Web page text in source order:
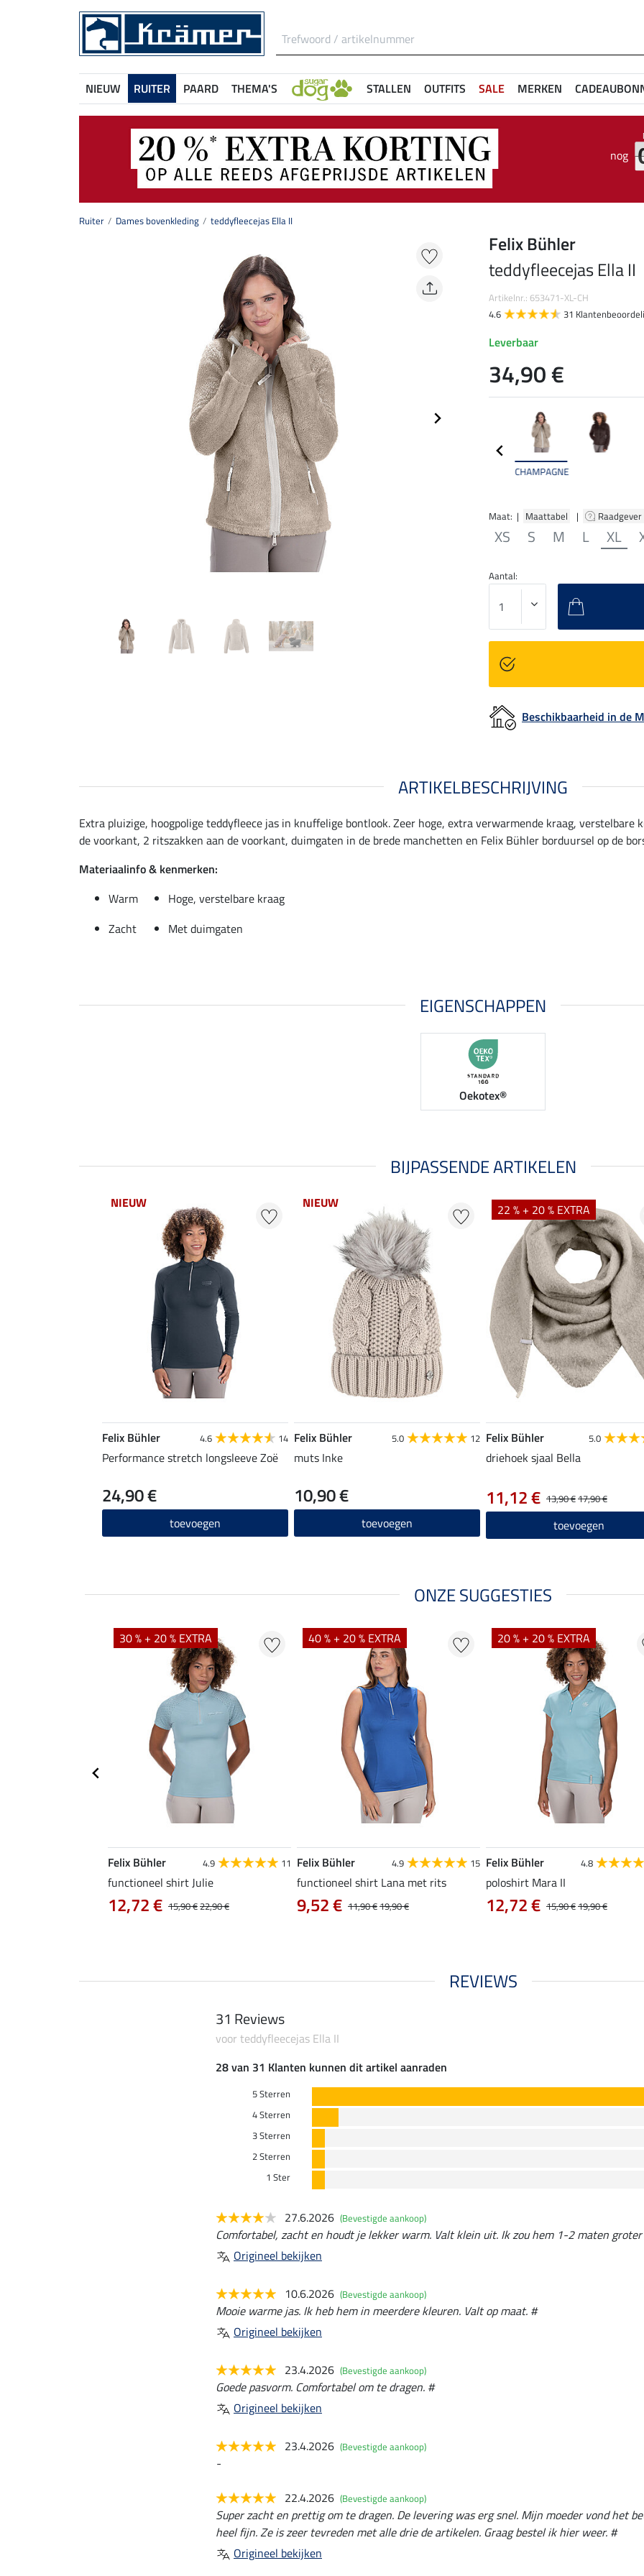
NIEUW RUITER PAARD THEMA'S STALLEN OUTFITS SALE MERKEN
nog
Ruiter Dames bovenkleding teddyfleecejas Ella II
CHAMPAGNE
Maat: | Maattabel | Raadgever
XS S M L XL
Felix Bühler
teddyfleecejas Ella II
Artikelnr.: 653471-XL-CH
4.6
31
Leverbaar
34,90 €
Aantal:
Beschikbaarheid in de
ARTIKELBESCHRIJVING
Extra pluizige, hoogpolige teddyfleece jas in knuffelige bontlook. Zeer hoge, extra verwarmende kraag,
de voorkant, 2 ritszakken aan de voorkant, duimgaten in de brede manchetten en Felix Bühler borduursel op de
Materiaalinfo & kenmerken:
Warm
Hoge, verstelbare kraag
Zacht
Met duimgaten
EIGENSCHAPPEN
Oekotex®
BIJPASSENDE ARTIKELEN
NIEUW
Felix Bühler 4.6 14
Performance stretch longsleeve Zoë
24,90 €
toevoegen
NIEUW
Felix Bühler 5.0 12
muts Inke
10,90 €
toevoegen
22 % + 20 % EXTRA
Felix Bühler 5.0
driehoek sjaal Bella
13,90 €17,90 €
11,12 €
toevoegen
ONZE SUGGESTIES
30 % + 20 % EXTRA
Felix Bühler 4.9 11
functioneel shirt Julie
15,90 €22,90 €
12,72 €
40 % + 20 % EXTRA
Felix Bühler 4.9 15
functioneel shirt Lana met rits
11,90 €19,90 €
9,52 €
20 % + 20 % EXTRA
Felix Bühler 4.8
poloshirt Mara II
15,90 €19,90 €
12,72 €
REVIEWS
31 Reviews
voor teddyfleecejas Ella II
28 van 31 Klanten kunnen dit artikel aanraden
5 Sterren
4 Sterren
3 Sterren
2 Sterren
1 Ster
27.6.2026 (Bevestigde aankoop)
Comfortabel, zacht en houdt je lekker warm. Valt klein uit. Ik zou hem 1-2 maten
Origineel bekijken
10.6.2026 (Bevestigde aankoop)
Mooie warme jas. Ik heb hem in meerdere kleuren. Valt op maat. #
Origineel bekijken
23.4.2026 (Bevestigde aankoop)
Goede pasvorm. Comfortabel om te dragen. #
Origineel bekijken
23.4.2026 (Bevestigde aankoop)
-
22.4.2026 (Bevestigde aankoop)
Super zacht en prettig om te dragen. De levering was erg snel. Mijn moeder vond het
heel fijn. Ze is zeer tevreden met alle drie de artikelen. Graag bestel ik hier weer. #
Origineel bekijken